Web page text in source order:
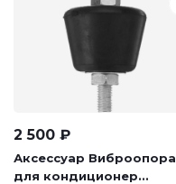
2 500 ₽
Аксессуар Виброопора
для кондиционер...